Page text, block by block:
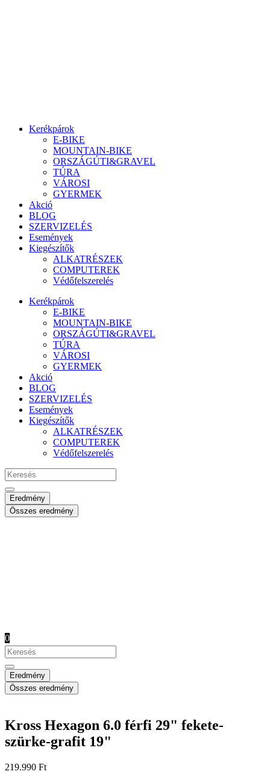
Kerékpárok
E-BIKE
MOUNTAIN-BIKE
ORSZÁGÚTI&GRAVEL
TÚRA
VÁROSI
GYERMEK
Akció
BLOG
SZERVIZELÉS
Események
Kiegészítők
ALKATRÉSZEK
COMPUTEREK
Védőfelszerelés
Kerékpárok
E-BIKE
MOUNTAIN-BIKE
ORSZÁGÚTI&GRAVEL
TÚRA
VÁROSI
GYERMEK
Akció
BLOG
SZERVIZELÉS
Események
Kiegészítők
ALKATRÉSZEK
COMPUTEREK
Védőfelszerelés
Search
...
Eredmény
Összes eredmény
0
Search
...
Eredmény
Összes eredmény
Kross Hexagon 6.0 férfi 29" fekete-
szürke-grafit 19"
219.990 Ft